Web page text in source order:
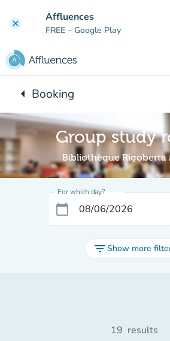
clear Affluences
FREE – Google Play
arrow_leftBack to:
Booking
Group study
Bibliothèque Rigoberta
For which day?
calendar_today
filter_listShow more
19 results